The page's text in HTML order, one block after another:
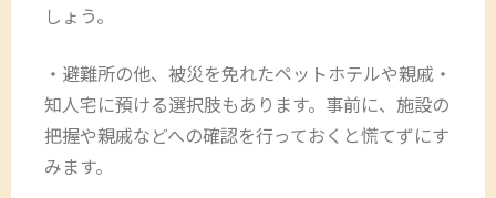
しょう。
・避難所の他、被災を免れたペットホテルや親戚・
知人宅に預ける選択肢もあります。事前に、施設の
把握や親戚などへの確認を行っておくと慌てずにす
みます。